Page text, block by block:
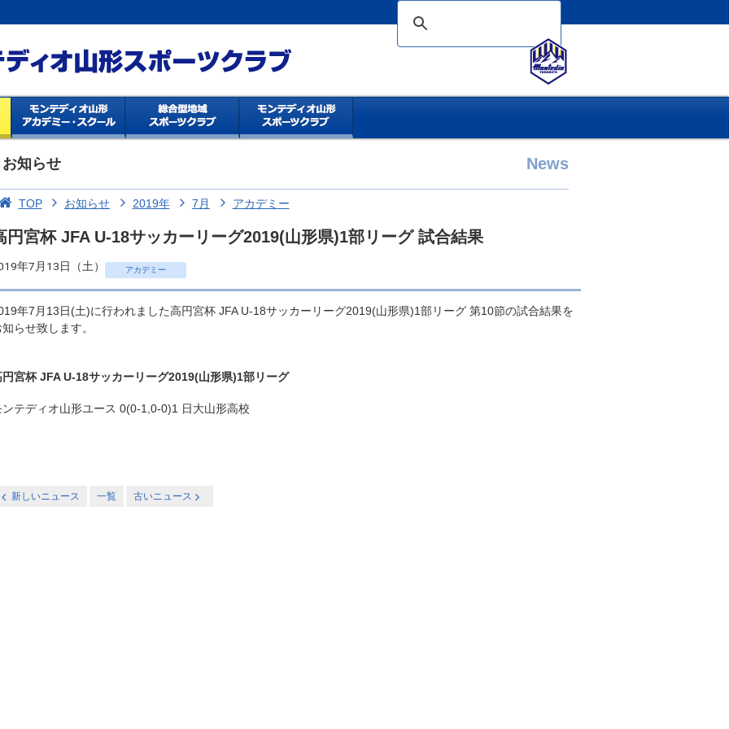
お知らせ News
TOP お知らせ 2019年 7月 アカデミー
円宮杯 JFA U-18サッカーリーグ2019(山形県)1部リーグ 試合結果
年7月13日（土） アカデミー
年7月13日(土)に行われました高円宮杯 JFA U-18サッカーリーグ2019(山形県)1部リーグ 第10節の試合結果を
らせ致します。
円宮杯 JFA U-18サッカーリーグ2019(山形県)1部リーグ
ンテディオ山形ユース 0(0-1,0-0)1 日大山形高校
新しいニュース 一覧 古いニュース